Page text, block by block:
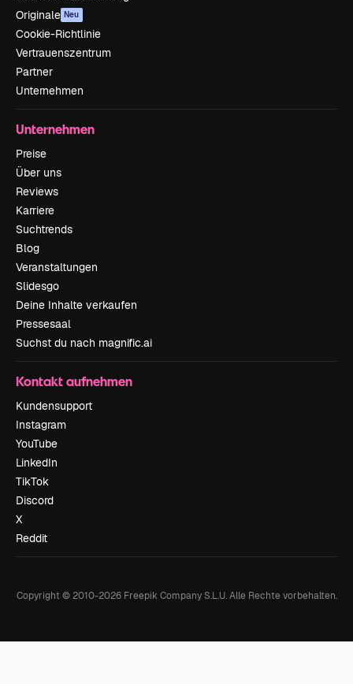
Originale Neu
Cookie-Richtlinie
Vertrauenszentrum
Partner
Unternehmen
Unternehmen
Preise
Über uns
Reviews
Karriere
Suchtrends
Blog
Veranstaltungen
Slidesgo
Deine Inhalte verkaufen
Pressesaal
Suchst du nach magnific.ai
Kontakt aufnehmen
Kundensupport
Instagram
YouTube
LinkedIn
TikTok
Discord
X
Reddit
Copyright © 2010-2026Freepik Company S.L.U. Alle Rechte vorbehalten.